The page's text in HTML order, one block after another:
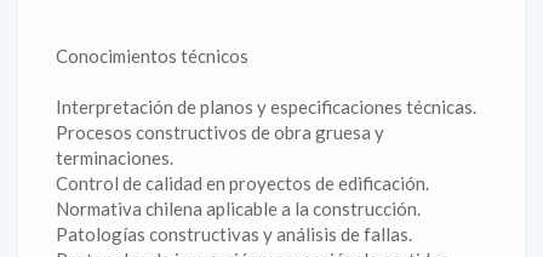
Conocimientos técnicos
Interpretación de planos y especificaciones técnicas.
Procesos constructivos de obra gruesa y
terminaciones.
Control de calidad en proyectos de edificación.
Normativa chilena aplicable a la construcción.
Patologías constructivas y análisis de fallas.